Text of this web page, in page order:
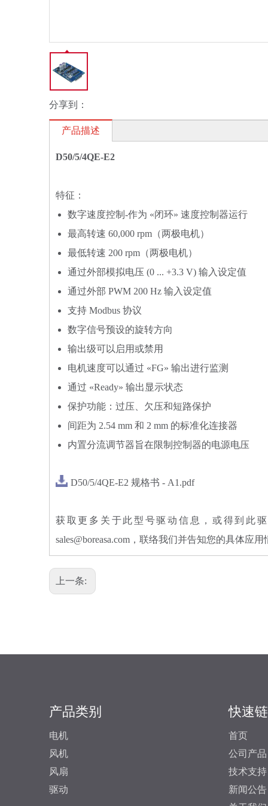
分享到：
产品描述
D50/5/4QE-E2
特征：
数字速度控制-作为 «闭环» 速度控制器运行
最高转速 60,000 rpm（两极电机）
最低转速 200 rpm（两极电机）
通过外部模拟电压 (0 ... +3.3 V) 输入设定值
通过外部 PWM 200 Hz 输入设定值
支持 Modbus 协议
数字信号预设的旋转方向
输出级可以启用或禁用
电机速度可以通过 «FG» 输出进行监测
通过 «Ready» 输出显示状态
保护功能：过压、欠压和短路保护
间距为 2.54 mm 和 2 mm 的标准化连接器
内置分流调节器旨在限制控制器的电源电压
D50/5/4QE-E2 规格书 - A1.pdf
获取更多关于此型号驱动信息，或得到此
sales@boreasa.com，联络我们并告知您的具体应用
上一条:
产品类别
电机
风机
风扇
驱动
快速
首页
公司产品
技术支持
新闻公告